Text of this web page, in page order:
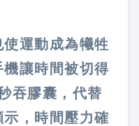
運動成為犧牲
讓時間被切得
吞膠囊，代替
，時間壓力確